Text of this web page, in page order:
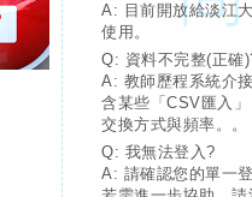
A: 目前開放給淡江
使用。
Q: 資料不完整(正確
A: 教師歷程系統介
含某些「CSV匯入
交換方式與頻率。。
Q: 我無法登入?
A: 請確認您的單一